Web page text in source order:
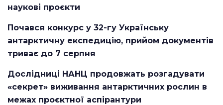
наукові проєкти
Почався конкурс у 32-гу Українську
антарктичну експедицію, прийом документів
триває до 7 серпня
Дослідниці НАНЦ продовжать розгадувати
«секрет» виживання антарктичних рослин в
межах проєктної аспірантури